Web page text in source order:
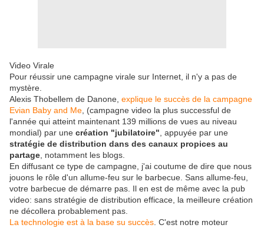
Video Virale
Pour réussir une campagne virale sur Internet, il n'y a pas de
mystère.
Alexis Thobellem de Danone, explique le succès de la campagne
Evian Baby and Me , (campagne video la plus successful de
l'année qui atteint maintenant 139 millions de vues au niveau
mondial) par une création "jubilatoire" , appuyée par une
stratégie de distribution dans des canaux propices au
partage , notamment les blogs.
En diffusant ce type de campagne, j'ai coutume de dire que nous
jouons le rôle d'un allume-feu sur le barbecue. Sans allume-feu,
votre barbecue de démarre pas. Il en est de même avec la pub
video: sans stratégie de distribution efficace, la meilleure création
ne décollera probablement pas.
La technologie est à la base su succès . C'est notre moteur